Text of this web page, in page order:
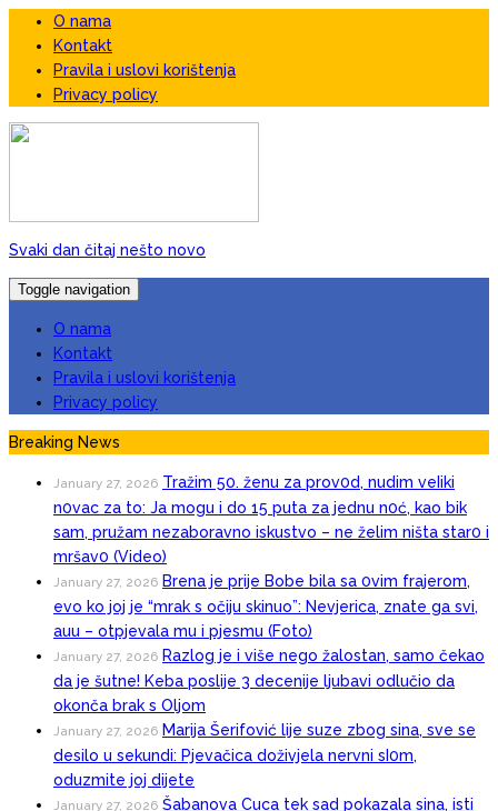
O nama
Kontakt
Pravila i uslovi korištenja
Privacy policy
Svaki dan čitaj nešto novo
Toggle navigation
O nama
Kontakt
Pravila i uslovi korištenja
Privacy policy
Breaking News
January 27, 2026 Tražim 50. ženu za prov0d, nudim veIiki
n0vac za to: Ja mogu i do 15 puta za jednu n0ć, kao bik
sam, pružam nezaboravno iskustvo – ne želim ništa star0 i
mršav0 (Video)
January 27, 2026 Brena je prije Bobe bila sa 0vim frajerom,
evo ko joj je “mrak s očiju skinuo”: Nevjerica, znate ga svi,
auu – otpjevala mu i pjesmu (Foto)
January 27, 2026 Razlog je i više nego žalostan, samo čekao
da je šutne! Keba poslije 3 decenije ljubavi odlučio da
okonča brak s Oljom
January 27, 2026 Marija Šerifović lije suze zbog sina, sve se
desilo u sekundi: Pjevačica doživjela nervni sI0m,
oduzmite joj dijete
January 27, 2026 Šabanova Cuca tek sad pokazala sina, isti